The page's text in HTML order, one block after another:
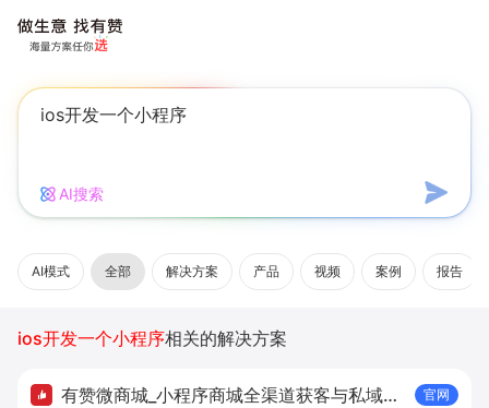
AI搜索
AI模式 全部 解决方案 产品 视频 案例 报告
ios开发一个小程序相关的解决方案
有赞微商城_小程序商城全渠道获客与私域复
官网